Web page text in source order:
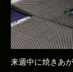
来週中に焼きあ